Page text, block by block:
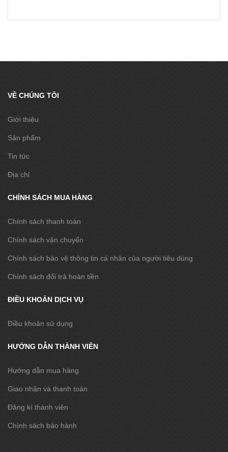
VỀ CHÚNG TÔI
Giới thiệu
Sản phẩm
Tin tức
Địa chỉ
CHÍNH SÁCH MUA HÀNG
Chính sách thanh toán
Chính sách vận chuyển
Chính sách bảo vệ thông tin cá nhân của người tiêu dùng
Chính sách đổi trả hoàn tiền
ĐIỀU KHOẢN DỊCH VỤ
Điều khoản sử dụng
HƯỚNG DẪN THÀNH VIÊN
Hướng dẫn mua hàng
Giao nhận và thanh toán
Đăng kí thành viên
Chính sách bảo hành